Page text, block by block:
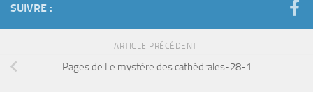
SUIVRE :
ARTICLE PRÉCÉDENT
Pages de Le mystère des cathédrales-28-1